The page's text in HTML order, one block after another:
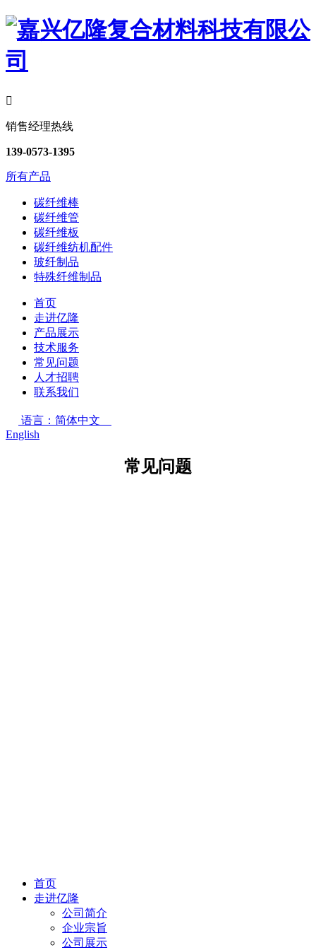

销售经理热线
139-0573-1395
所有产品
碳纤维棒
碳纤维管
碳纤维板
碳纤维纺机配件
玻纤制品
特殊纤维制品
首页
走进亿隆
产品展示
技术服务
常见问题
人才招聘
联系我们
语言：简体中文
English
常见问题
首页
走进亿隆
公司简介
企业宗旨
公司展示